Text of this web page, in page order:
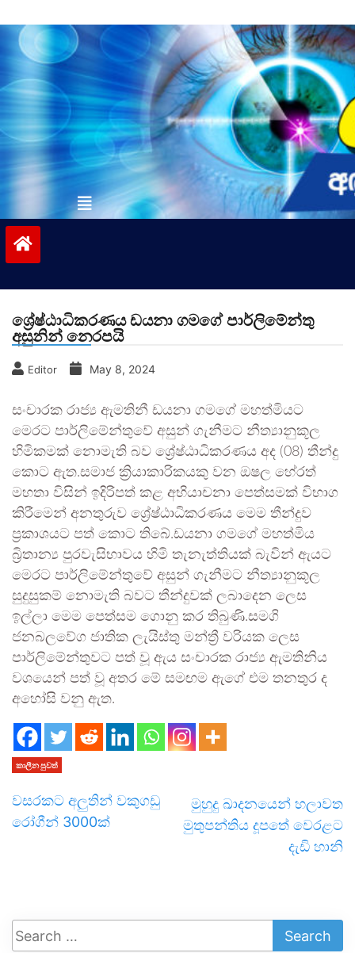
to
contentvinivida.lk
ශ්‍රේෂ්ඨාධිකරණය ඩයනා ගමගේ පාර්ලිමේන්තු
අසුනින් නෙරපයි
Editor May 8, 2024
සංචාරක රාජ්‍ය ඇමතිනී ඩයනා ගමගේ මහත්මියට
මෙරට පාර්ලිමේන්තුවේ අසුන් ගැනීමට නීත්‍යානුකූල
හිමිකමක් නොමැති බව ශ්‍රේෂ්ඨාධිකරණය අද (08) තීන්දු
කොට ඇත.සමාජ ක්‍රියාකාරිකයකු වන ඔෂල හේරත්
මහතා විසින් ඉදිරිපත් කළ අභියාචනා පෙත්සමක් විභාග
කිරීමෙන් අනතුරුව ශ්‍රේෂ්ඨාධිකරණය මෙම තීන්දුව
ප්‍රකාශයට පත් කොට තිබේ.ඩයනා ගමගේ මහත්මිය
බ්‍රිතාන්‍ය පුරවැසිභාවය හිමි තැනැත්තියක් බැවින් ඇයට
මෙරට පාර්ලිමේන්තුවේ අසුන් ගැනීමට නීත්‍යානුකූල
සුදුසුකම් නොමැති බවට තීන්දුවක් ලබාදෙන ලෙස
ඉල්ලා මෙම පෙත්සම ගොනු කර තිබුණි.සමගි
ජනබලවේග ජාතික ලැයිස්තු මන්ත්‍රී වරියක ලෙස
පාර්ලිමේන්තුවට පත් වූ ඇය සංචාරක රාජ්‍ය ඇමතිනිය
වශයෙන් පත් වූ අතර මේ සමඟම ඇගේ එම තනතුර ද
අහෝසි වනු ඇත.
කාලීන පුවත්
වසරකට අලුතින් වකුගඩු
රෝගීන් 3000ක්
මුහුදු ඛාදනයෙන් හලාවත
මුතුපන්තිය දූපතේ වෙරළට
දැඩි හානි